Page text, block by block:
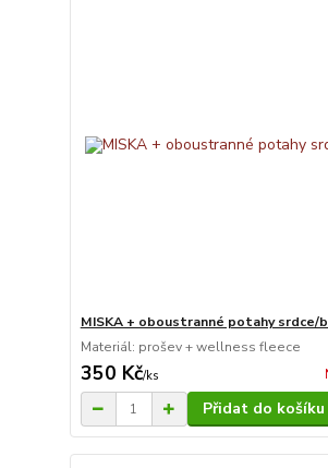
MISKA + oboustranné potahy srdce/
Materiál: prošev + wellness fleece
350 Kč/ks
Přidat do košíku